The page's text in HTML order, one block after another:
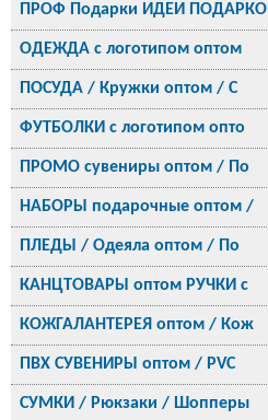
ПРОФ Подарки ИДЕИ ПОДАРКО
ОДЕЖДА с логотипом оптом
ПОСУДА / Кружки оптом / С
ФУТБОЛКИ с логотипом опто
ПРОМО сувениры оптом / По
НАБОРЫ подарочные оптом /
ПЛЕДЫ / Одеяла оптом / По
КАНЦТОВАРЫ оптом РУЧКИ с
КОЖГАЛАНТЕРЕЯ оптом / Кож
ПВХ СУВЕНИРЫ оптом / PVC
СУМКИ / Рюкзаки / Шопперы